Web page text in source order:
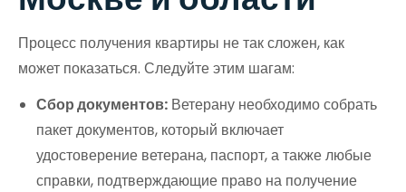
Процесс получения квартиры не так сложен, как
может показаться. Следуйте этим шагам:
Сбор документов: Ветерану необходимо собрать
пакет документов, который включает
удостоверение ветерана, паспорт, а также любые
справки, подтверждающие право на получение